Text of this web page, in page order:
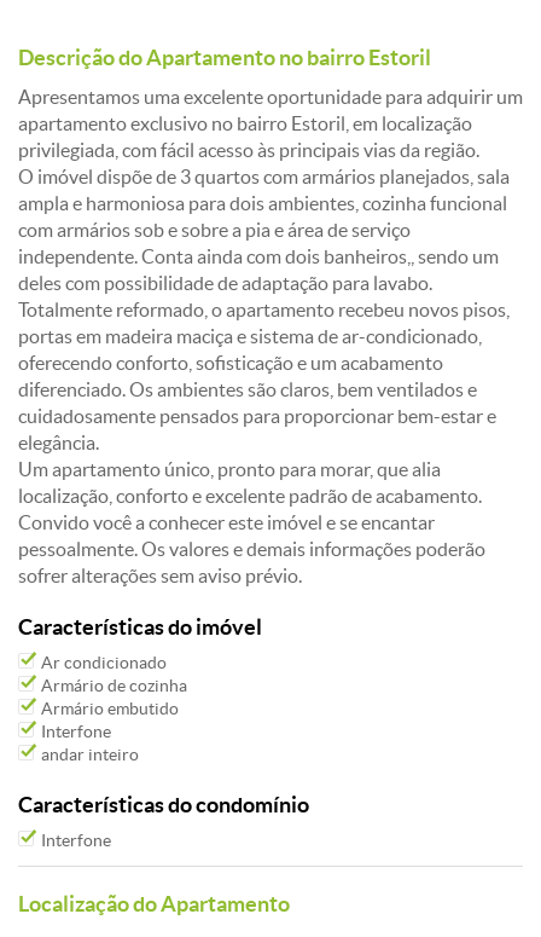
Descrição do Apartamento no bairro Estoril
Apresentamos uma excelente oportunidade para adquirir um
apartamento exclusivo no bairro Estoril, em localização
privilegiada, com fácil acesso às principais vias da região.
O imóvel dispõe de 3 quartos com armários planejados, sala
ampla e harmoniosa para dois ambientes, cozinha funcional
com armários sob e sobre a pia e área de serviço
independente. Conta ainda com dois banheiros,, sendo um
deles com possibilidade de adaptação para lavabo.
Totalmente reformado, o apartamento recebeu novos pisos,
portas em madeira maciça e sistema de ar-condicionado,
oferecendo conforto, sofisticação e um acabamento
diferenciado. Os ambientes são claros, bem ventilados e
cuidadosamente pensados para proporcionar bem-estar e
elegância.
Um apartamento único, pronto para morar, que alia
localização, conforto e excelente padrão de acabamento.
Convido você a conhecer este imóvel e se encantar
pessoalmente. Os valores e demais informações poderão
sofrer alterações sem aviso prévio.
Características do imóvel
Ar condicionado
Armário de cozinha
Armário embutido
Interfone
andar inteiro
Características do condomínio
Interfone
Localização do Apartamento